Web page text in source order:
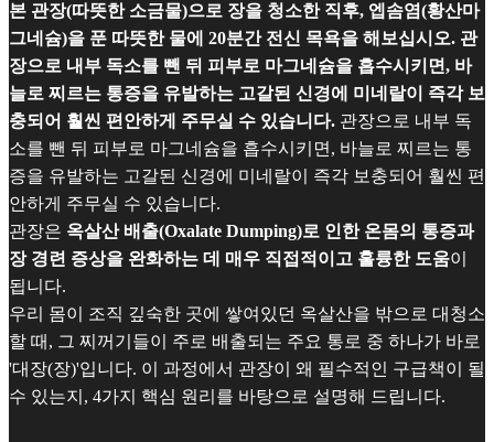
본 관장(따뜻한 소금물)으로 장을 청소한 직후, 엡솜염(황산마
그네슘)을 푼 따뜻한 물에 20분간 전신 목욕을 해보십시오. 관
장으로 내부 독소를 뺀 뒤 피부로 마그네슘을 흡수시키면, 바
늘로 찌르는 통증을 유발하는 고갈된 신경에 미네랄이 즉각 보
충되어 훨씬 편안하게 주무실 수 있습니다. 관장으로 내부 독
소를 뺀 뒤 피부로 마그네슘을 흡수시키면, 바늘로 찌르는 통
증을 유발하는 고갈된 신경에 미네랄이 즉각 보충되어 훨씬 편
안하게 주무실 수 있습니다.
관장은 옥살산 배출(Oxalate Dumping)로 인한 온몸의 통증과
장 경련 증상을 완화하는 데 매우 직접적이고 훌륭한 도움이
됩니다.
우리 몸이 조직 깊숙한 곳에 쌓여있던 옥살산을 밖으로 대청소
할 때, 그 찌꺼기들이 주로 배출되는 주요 통로 중 하나가 바로
'대장(장)'입니다. 이 과정에서 관장이 왜 필수적인 구급책이 될
수 있는지, 4가지 핵심 원리를 바탕으로 설명해 드립니다.